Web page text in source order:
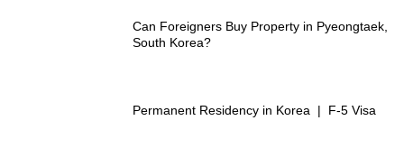
Can Foreigners Buy Property in Pyeongtaek,
South Korea?
Permanent Residency in Korea | F-5 Visa